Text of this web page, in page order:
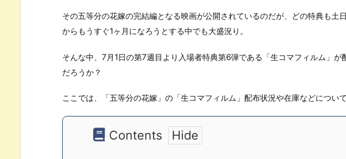
その五等分の花嫁の完結編となる映画が公開されているのだが、どの特典も土
からもうすぐ1ヶ月になろうとする中でも大盛況り。
そんな中、7月1日の第7週目より入場者特典第6弾である「生コマフィルム」
だろうか？
ここでは、「五等分の花嫁」の「生コマフィルム」配布状況や在庫などについ
Contents